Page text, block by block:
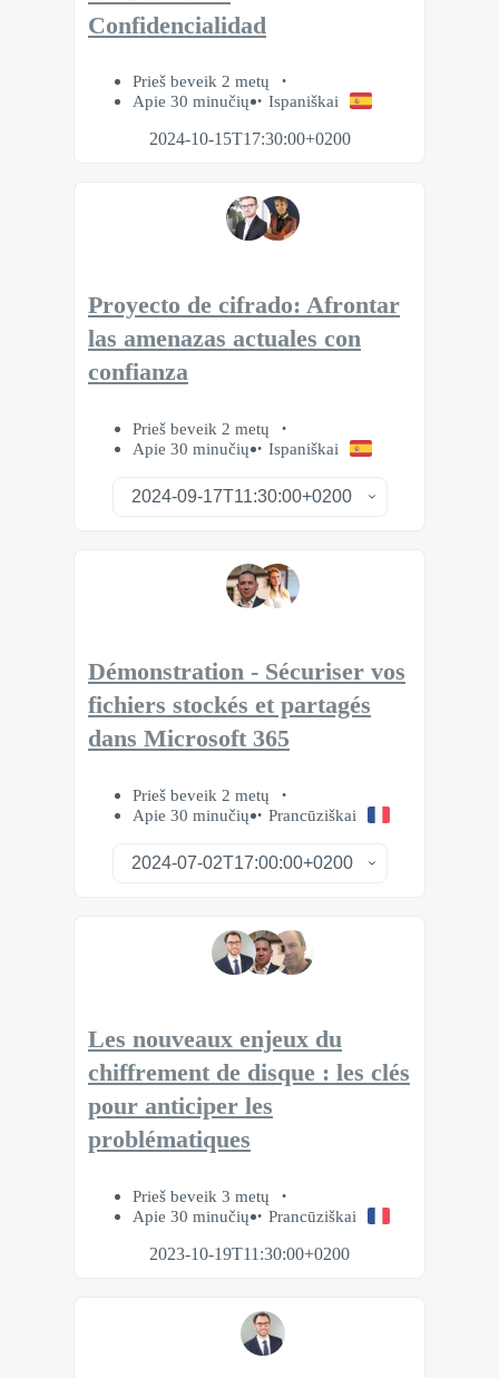
Confidencialidad
Prieš beveik 2 metų
Apie 30 minučių
Ispaniškai
2024-10-15T17:30:00+0200
Proyecto de cifrado: Afrontar
las amenazas actuales con
confianza
Prieš beveik 2 metų
Apie 30 minučių
Ispaniškai
Démonstration - Sécuriser vos
fichiers stockés et partagés
dans Microsoft 365
Prieš beveik 2 metų
Apie 30 minučių
Prancūziškai
Les nouveaux enjeux du
chiffrement de disque : les clés
pour anticiper les
problématiques
Prieš beveik 3 metų
Apie 30 minučių
Prancūziškai
2023-10-19T11:30:00+0200